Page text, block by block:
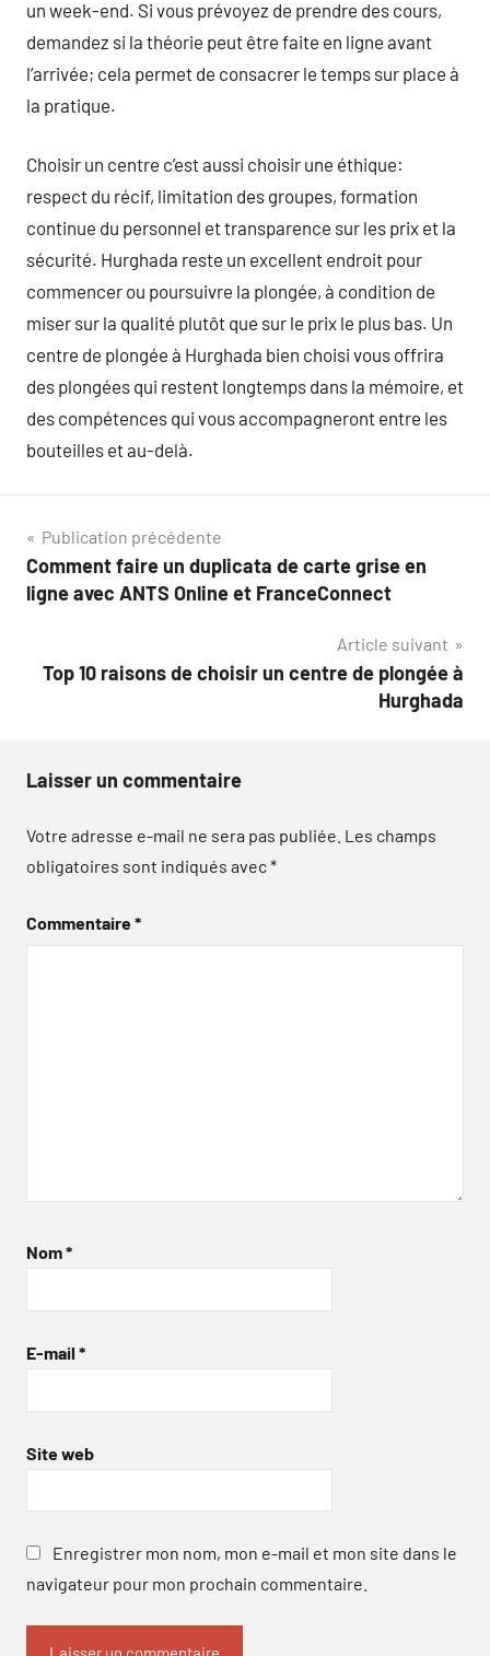
un week-end. Si vous prévoyez de prendre des cours,
demandez si la théorie peut être faite en ligne avant
l’arrivée; cela permet de consacrer le temps sur place à
la pratique.
Choisir un centre c’est aussi choisir une éthique:
respect du récif, limitation des groupes, formation
continue du personnel et transparence sur les prix et la
sécurité. Hurghada reste un excellent endroit pour
commencer ou poursuivre la plongée, à condition de
miser sur la qualité plutôt que sur le prix le plus bas. Un
centre de plongée à Hurghada bien choisi vous offrira
des plongées qui restent longtemps dans la mémoire, et
des compétences qui vous accompagneront entre les
bouteilles et au-delà.
Navigation
de
Publication précédente
Comment faire un duplicata de carte grise en
ligne avec ANTS Online et FranceConnect
Article suivant
Top 10 raisons de choisir un centre de plongée à
Hurghada
Laisser un commentaire
Votre adresse e-mail ne sera pas publiée. Les champs
obligatoires sont indiqués avec*
Commentaire*
Nom*
E-mail *
Site web
Enregistrer mon nom, mon e-mail et mon site dans le
navigateur pour mon prochain commentaire.